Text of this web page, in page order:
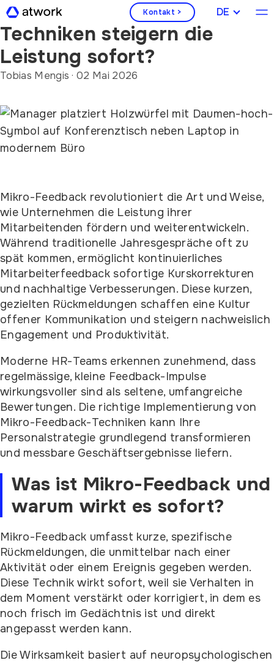
DEUTSCH
Kontakt >
Welche Mikro-Feedback-
Techniken steigern die
Leistung sofort?
Tobias Mengis ·02 Mai 2026
Mikro-Feedback revolutioniert die Art und Weise,
wie Unternehmen die Leistung ihrer
Mitarbeitenden fördern und weiterentwickeln.
Während traditionelle Jahresgespräche oft zu
spät kommen, ermöglicht kontinuierliches
Mitarbeiterfeedback sofortige Kurskorrekturen
und nachhaltige Verbesserungen. Diese kurzen,
gezielten Rückmeldungen schaffen eine Kultur
offener Kommunikation und steigern nachweislich
Engagement und Produktivität.
Moderne HR-Teams erkennen zunehmend, dass
regelmässige, kleine Feedback-Impulse
wirkungsvoller sind als seltene, umfangreiche
Bewertungen. Die richtige Implementierung von
Mikro-Feedback-Techniken kann Ihre
Personalstrategie grundlegend transformieren
und messbare Geschäftsergebnisse liefern.
Was ist Mikro-Feedback und
warum wirkt es sofort?
Mikro-Feedback umfasst kurze, spezifische
Rückmeldungen, die unmittelbar nach einer
Aktivität oder einem Ereignis gegeben werden.
Diese Technik wirkt sofort, weil sie Verhalten in
dem Moment verstärkt oder korrigiert, in dem es
noch frisch im Gedächtnis ist und direkt
angepasst werden kann.
Die Wirksamkeit basiert auf neuropsychologischen